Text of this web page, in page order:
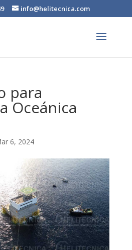
info@helitecnica.com
para
Oceánica
6, 2024